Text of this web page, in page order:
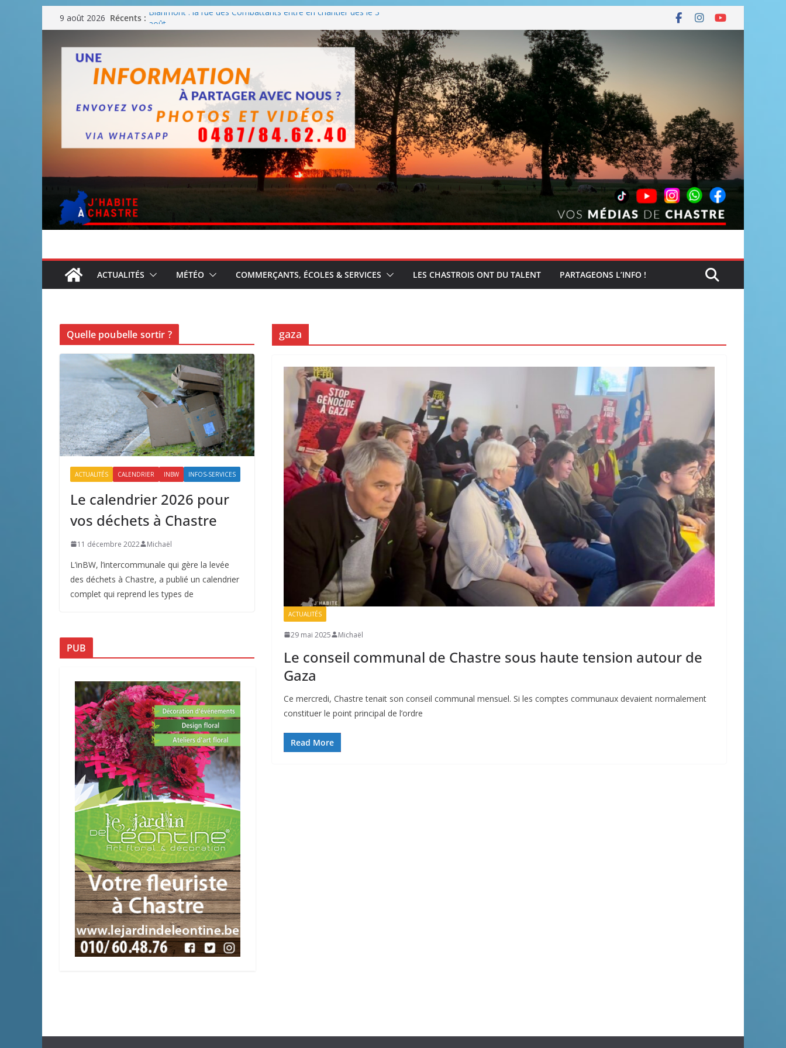
Passer
au
contenu
9 août 2026 Récents : Blanmont : la rue des Combattants entre en chantier dès le 3
août
Une fête nationale sans drache
ACTUALITÉS MÉTÉO COMMERÇANTS, ÉCOLES & SERVICES LES CHASTROIS ONT DU TALENT PARTAGEONS L’INFO !
gaza
ACTUALITÉS
29 mai 2025 Michaël
Le conseil communal de Chastre sous haute tension autour de
Gaza
Ce mercredi, Chastre tenait son conseil communal mensuel. Si les comptes communaux devaient normalement
constituer le point principal de l’ordre
Read More
Quelle poubelle sortir ?
ACTUALITÉS CALENDRIER INBW INFOS-SERVICES
Le calendrier 2026 pour
vos déchets à Chastre
11 décembre 2022 Michaël
L’inBW, l’intercommunale qui gère la levée
des déchets à Chastre, a publié un calendrier
complet qui reprend les types de
PUB